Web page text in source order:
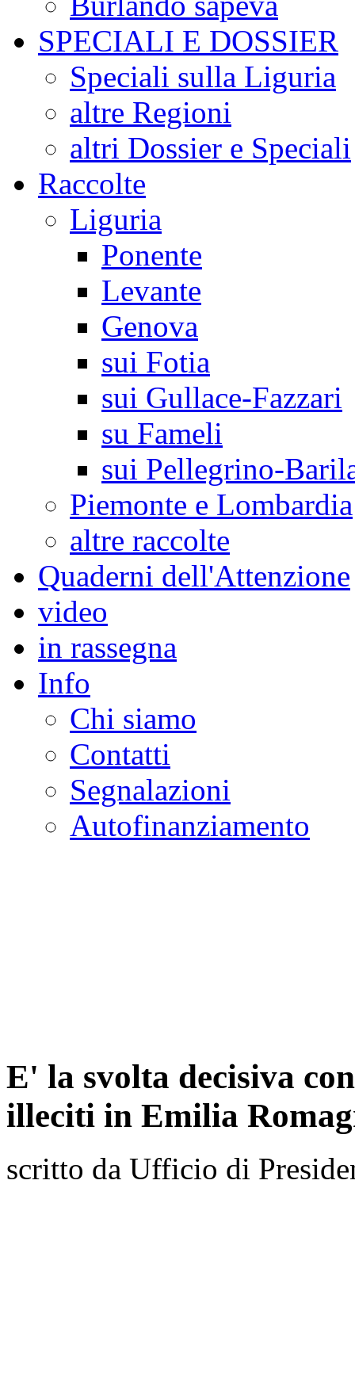
SPECIALI E DOSSIER
Speciali sulla Liguria
altre Regioni
altri Dossier e Speciali
Raccolte
Liguria
Ponente
Levante
Genova
sui Fotia
sui Gullace-Fazzari
su Fameli
sui Pellegrino-
Piemonte e Lombardia
altre raccolte
Quaderni dell'Attenzione
video
in rassegna
Info
Chi siamo
Contatti
Segnalazioni
Autofinanziamento
E' la svolta decisiva
illeciti in Emilia
scritto da Ufficio di